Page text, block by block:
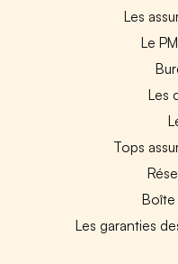
Les
Le
Les
Tops
Boîte
Les garanties